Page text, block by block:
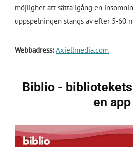
möjlighet att sätta igång en
uppspelningen stängs av efter 5-60
Webbadress: Axiellmedia.com
Biblio -
en app